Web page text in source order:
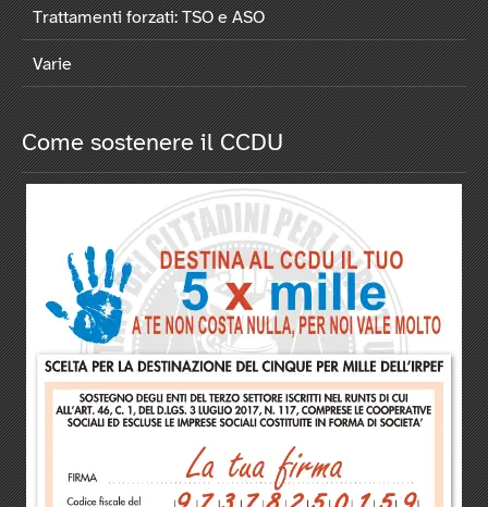
Trattamenti forzati: TSO e ASO
Varie
Come sostenere il CCDU